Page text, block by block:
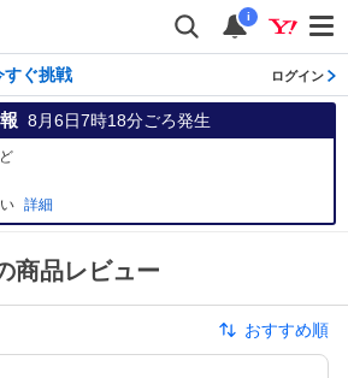
i
ぐ挑戦 ログイン
8月6日7時18分ごろ発生
詳細
商品レビュー
おすすめ順